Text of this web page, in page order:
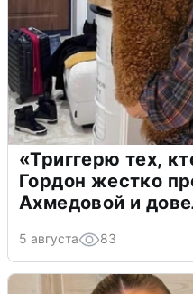
«Триггерю тех,
Гордон жестко
Ахмедовой и
5 августа 83